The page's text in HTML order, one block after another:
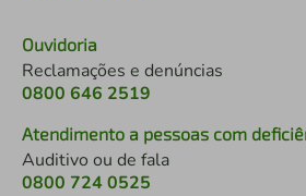
Ouvidoria
Reclamações e denúncias
0800 646 2519
Atendimento a pessoas com
Auditivo ou de fala
0800 724 0525